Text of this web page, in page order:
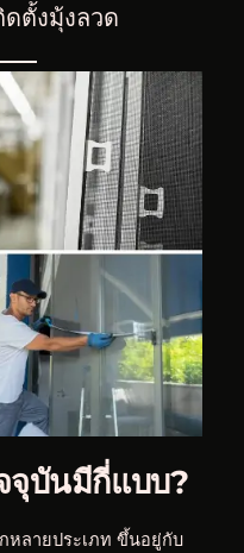
ตั้งมุ้งลวด
จุบันมีกี่แบบ?
หลายประเภท ขึ้นอยู่กับ